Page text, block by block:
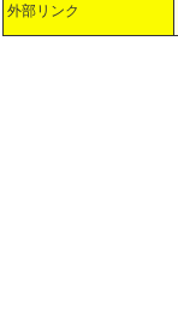
外部リンク